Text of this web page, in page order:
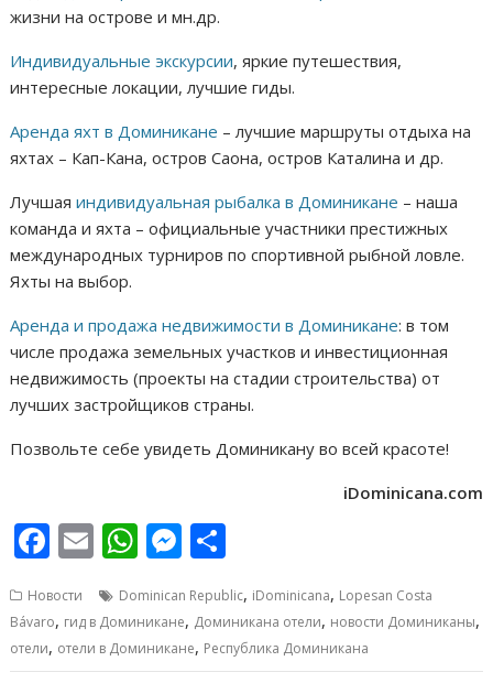
жизни на острове и мн.др.
Индивидуальные экскурсии, яркие путешествия,
интересные локации, лучшие гиды.
Аренда яхт в Доминикане – лучшие маршруты отдыха на
яхтах – Кап-Кана, остров Саона, остров Каталина и др.
Лучшаяиндивидуальная рыбалка в Доминикане – наша
команда и яхта – официальные участники престижных
международных турниров по спортивной рыбной ловле.
Яхты на выбор.
Аренда и продажа недвижимости в Доминикане: в том
числе продажа земельных участков и инвестиционная
недвижимость (проекты на стадии строительства) от
лучших застройщиков страны.
Позвольте себе увидеть Доминикану во всей красоте!
iDominicana.com
F
ac
e
b
o
E
m
ai
l
W
h
at
s
A
M
e
ss
e
n
п
р
а
Новости Dominican Republic, iDominicana, Lopesan Costa
Bávaro, гид в Доминикане, Доминикана отели, новости Доминиканы,
отели, отели в Доминикане, Республика Доминикана